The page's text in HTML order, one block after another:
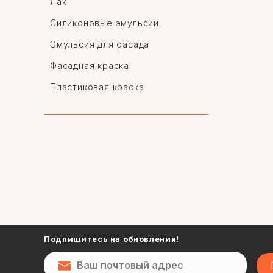
Силиконовые эмульсии
Эмульсия для фасада
Фасадная краска
Пластиковая краска
Подпишитесь на обновления!